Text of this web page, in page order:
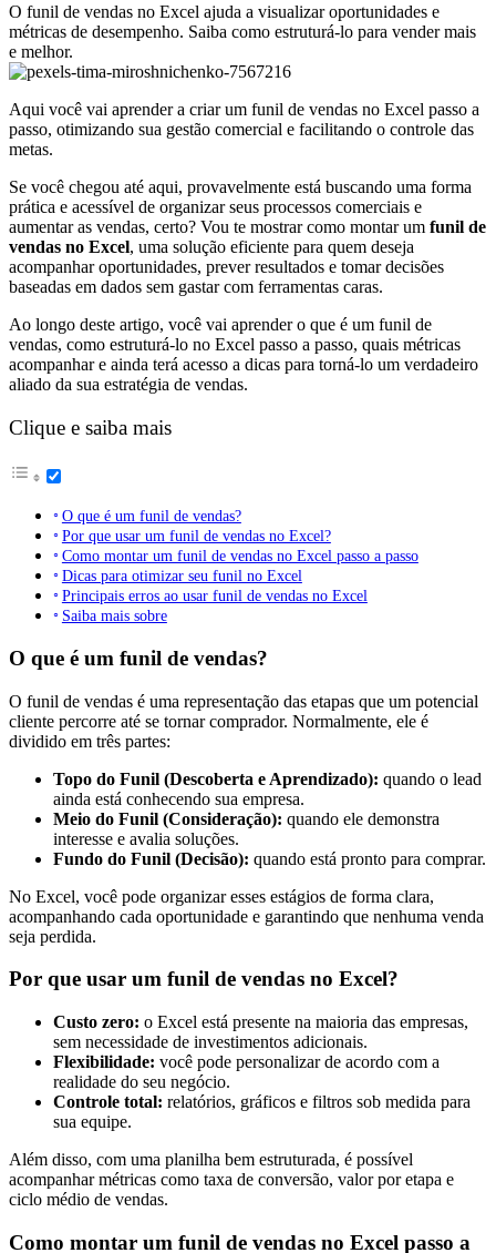
O funil de vendas no Excel ajuda a visualizar oportunidades e
métricas de desempenho. Saiba como estruturá-lo para vender mais
e melhor.
Aqui você vai aprender a criar um funil de vendas no Excel passo a
passo, otimizando sua gestão comercial e facilitando o controle das
metas.
Se você chegou até aqui, provavelmente está buscando uma forma
prática e acessível de organizar seus processos comerciais e
aumentar as vendas, certo? Vou te mostrar como montar um funil de
vendas no Excel, uma solução eficiente para quem deseja
acompanhar oportunidades, prever resultados e tomar decisões
baseadas em dados sem gastar com ferramentas caras.
Ao longo deste artigo, você vai aprender o que é um funil de
vendas, como estruturá-lo no Excel passo a passo, quais métricas
acompanhar e ainda terá acesso a dicas para torná-lo um verdadeiro
aliado da sua estratégia de vendas.
Clique e saiba mais
O que é um funil de vendas?
Por que usar um funil de vendas no Excel?
Como montar um funil de vendas no Excel passo a passo
Dicas para otimizar seu funil no Excel
Principais erros ao usar funil de vendas no Excel
Saiba mais sobre
O que é um funil de vendas?
O funil de vendas é uma representação das etapas que um potencial
cliente percorre até se tornar comprador. Normalmente, ele é
dividido em três partes:
Topo do Funil (Descoberta e Aprendizado): quando o lead
ainda está conhecendo sua empresa.
Meio do Funil (Consideração): quando ele demonstra
interesse e avalia soluções.
Fundo do Funil (Decisão): quando está pronto para comprar.
No Excel, você pode organizar esses estágios de forma clara,
acompanhando cada oportunidade e garantindo que nenhuma venda
seja perdida.
Por que usar um funil de vendas no Excel?
Custo zero: o Excel está presente na maioria das empresas,
sem necessidade de investimentos adicionais.
Flexibilidade: você pode personalizar de acordo com a
realidade do seu negócio.
Controle total: relatórios, gráficos e filtros sob medida para
sua equipe.
Além disso, com uma planilha bem estruturada, é possível
acompanhar métricas como taxa de conversão, valor por etapa e
ciclo médio de vendas.
Como montar um funil de vendas no Excel passo a